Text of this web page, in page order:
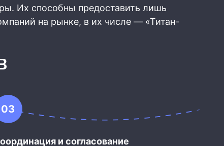
Их способны предоставить лишь
на рынке, в их числе — «Титан-
03
и согласование